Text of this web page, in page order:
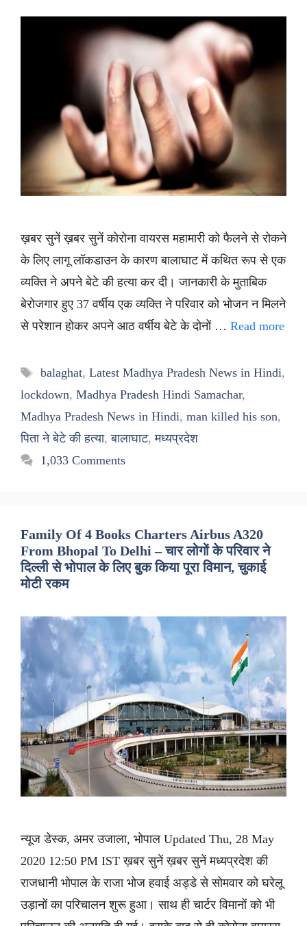
ख़बर सुनें ख़बर सुनें कोरोना वायरस महामारी को फैलने से रोकने
के लिए लागू लॉकडाउन के कारण बालाघाट में कथित रूप से एक
व्यक्ति ने अपने बेटे की हत्या कर दी। जानकारी के मुताबिक
बेरोजगार हुए 37 वर्षीय एक व्यक्ति ने परिवार को भोजन न मिलने
से परेशान होकर अपने आठ वर्षीय बेटे के दोनों … Read more
Tags
balaghat, Latest Madhya Pradesh News in Hindi,
lockdown, Madhya Pradesh Hindi Samachar,
Madhya Pradesh News in Hindi, man killed his son,
पिता ने बेटे की हत्या,बालाघाट,मध्यप्रदेश
1,033 Comments
Family Of 4 Books Charters Airbus A320
From Bhopal To Delhi – चार लोगों के परिवार ने
दिल्ली से भोपाल के लिए बुक किया पूरा विमान, चुकाई
मोटी रकम
न्यूज डेस्क, अमर उजाला, भोपाल Updated Thu, 28 May
2020 12:50 PM IST ख़बर सुनें ख़बर सुनें मध्यप्रदेश की
राजधानी भोपाल के राजा भोज हवाई अड्डे से सोमवार को घरेलू
उड़ानों का परिचालन शुरू हुआ। साथ ही चार्टर विमानों को भी